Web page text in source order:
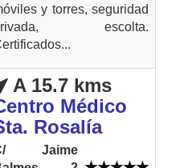
y torres, seguridad
escolta.
A 15.7 kms
Médico
Rosalía
Jaime